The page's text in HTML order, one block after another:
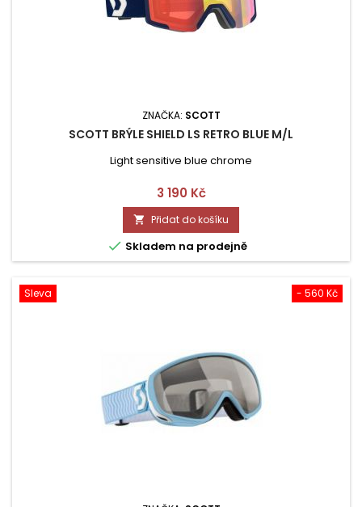
ZNAČKA: SCOTT
SCOTT BRÝLE SHIELD LS RETRO BLUE M/L
Light sensitive blue chrome
Cena
3 190 Kč
 Přidat do košíku
 Skladem na prodejně
- 560 Kč
Sleva